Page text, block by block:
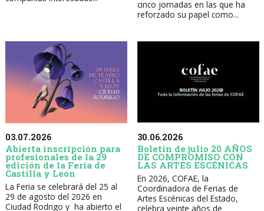
cinco jornadas en las que ha
reforzado su papel como...
03.07.2026
Abierta inscripción para
profesionales de la 29
edición de la Feria de
Castilla y León
La Feria se celebrará del 25 al
29 de agosto del 2026 en
Ciudad Rodrigo y ha abierto el
30.06.2026
Boletín de julio 20 AÑOS
DE COMPROMISO CON
LAS ARTES ESCÉNICAS
En 2026, COFAE, la
Coordinadora de Ferias de
Artes Escénicas del Estado,
celebra veinte años de